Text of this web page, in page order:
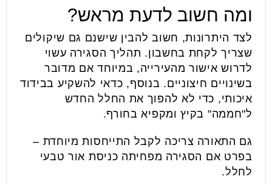
ומה חשוב לדעת מראש?
לצד היתרונות, חשוב להבין שישנם גם שיקולים
שצריך לקחת בחשבון. תהליך הסגירה עשוי
לדרוש אישור מהעירייה, במיוחד אם מדובר
בשינויים חיצוניים. בנוסף, כדאי להשקיע בבידוד
איכותי, כדי לא להפוך את החלל החדש
ל"חממה" בקיץ ומקפיא בחורף.
גם התאורה צריכה לקבל התייחסות מיוחדת –
בפרט אם הסגירה מפחיתה כניסת אור טבעי
לחלל.